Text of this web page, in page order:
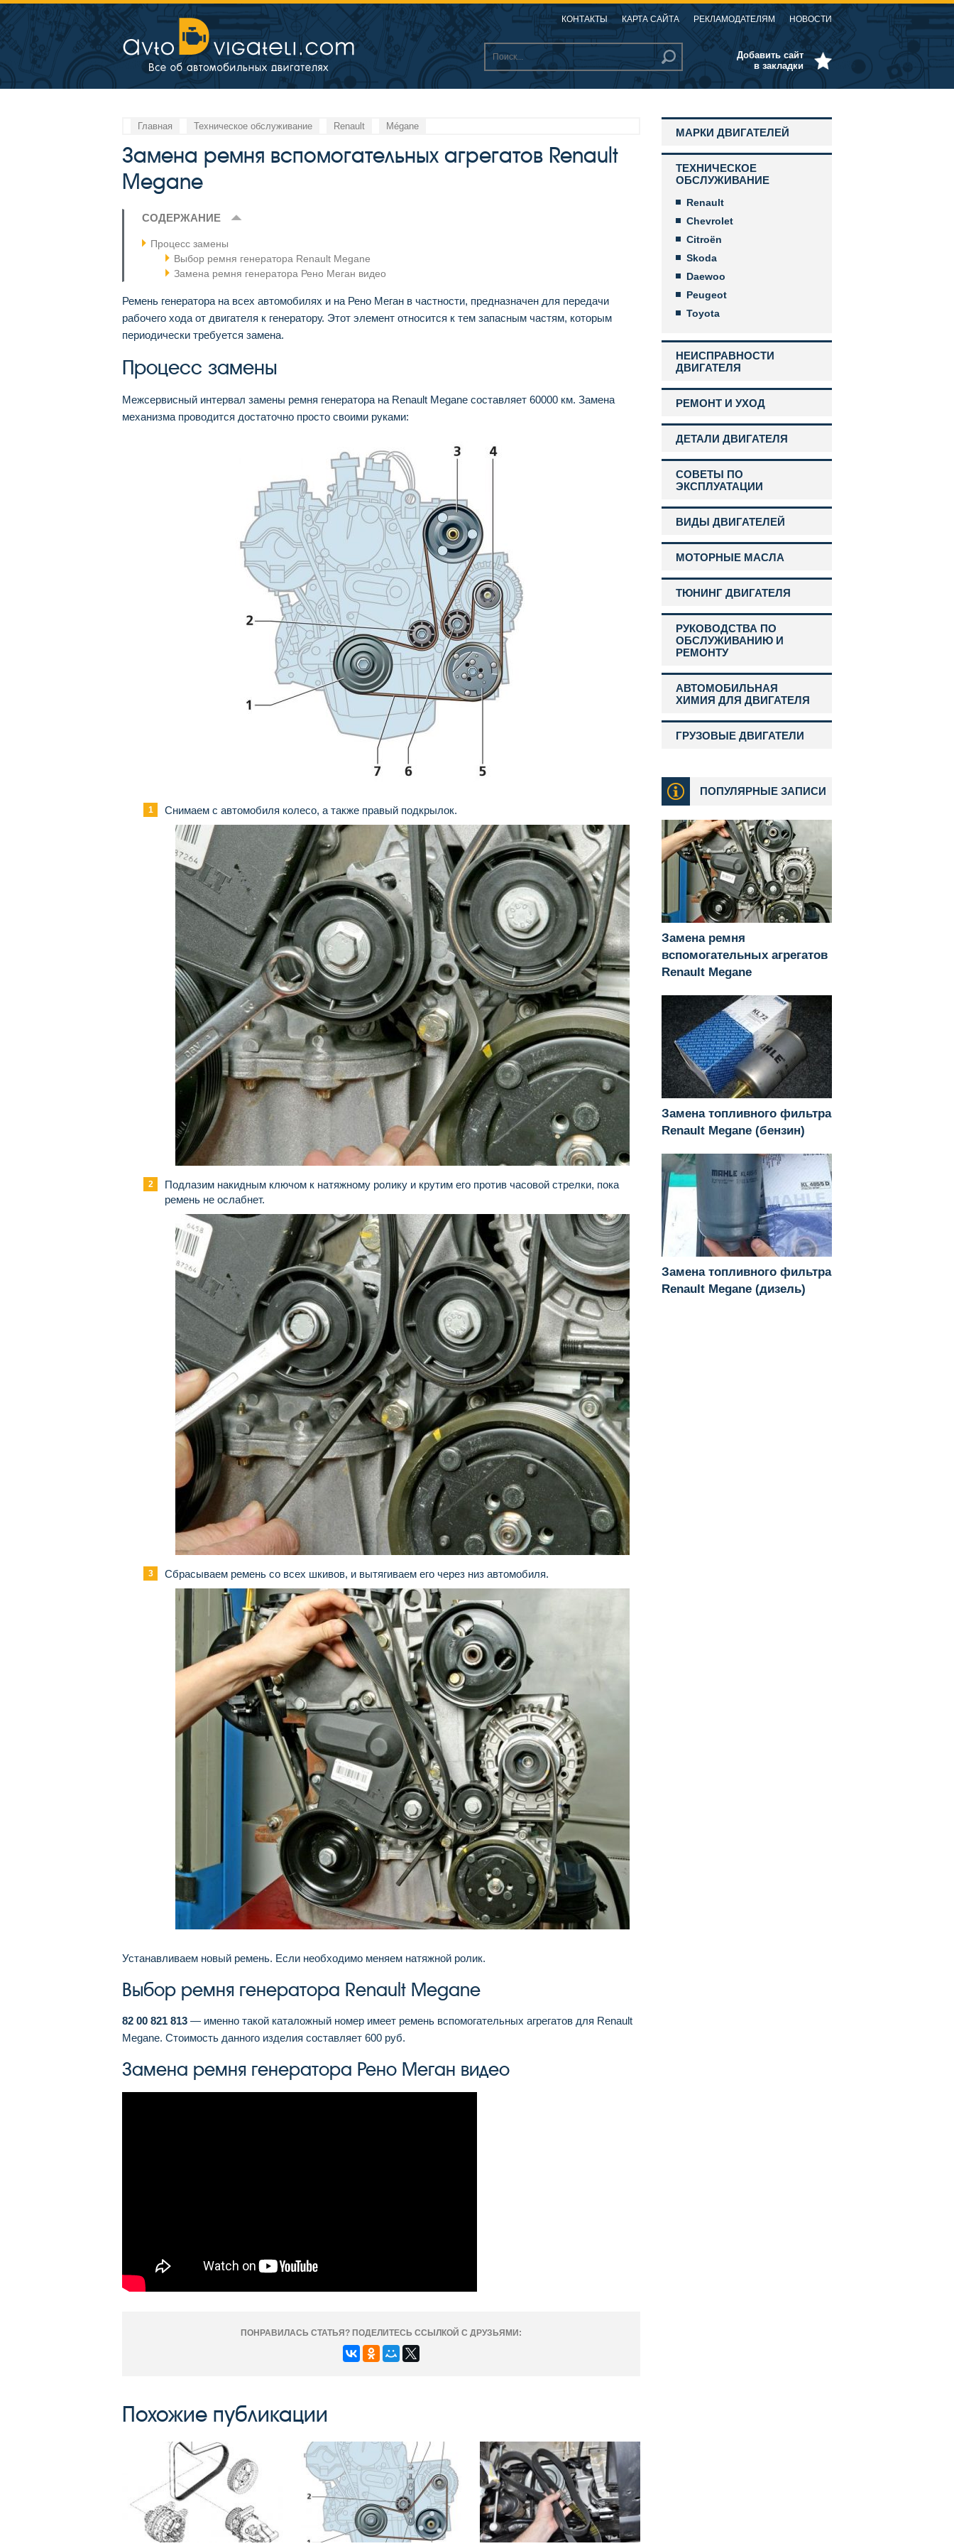
Добавить сайт
в закладки
КОНТАКТЫ КАРТА САЙТА РЕКЛАМОДАТЕЛЯМ НОВОСТИ
Главная Техническое обслуживание Renault Mégane
Замена ремня вспомогательных агрегатов Renault
Megane
СОДЕРЖАНИЕ
Процесс замены
Выбор ремня генератора Renault Megane
Замена ремня генератора Рено Меган видео
Ремень генератора на всех автомобилях и на Рено Меган в частности, предназначен для передачи
рабочего хода от двигателя к генератору. Этот элемент относится к тем запасным частям, которым
периодически требуется замена.
Процесс замены
Межсервисный интервал замены ремня генератора на Renault Megane составляет 60000 км. Замена
механизма проводится достаточно просто своими руками:
Снимаем с автомобиля колесо, а также правый подкрылок.
Подлазим накидным ключом к натяжному ролику и крутим его против часовой стрелки, пока
ремень не ослабнет.
Сбрасываем ремень со всех шкивов, и вытягиваем его через низ автомобиля.
Устанавливаем новый ремень. Если необходимо меняем натяжной ролик.
Выбор ремня генератора Renault Megane
82 00 821 813 — именно такой каталожный номер имеет ремень вспомогательных агрегатов для Renault
Megane. Стоимость данного изделия составляет 600 руб.
Замена ремня генератора Рено Меган видео
ПОНРАВИЛАСЬ СТАТЬЯ? ПОДЕЛИТЕСЬ ССЫЛКОЙ С ДРУЗЬЯМИ:
Похожие публикации
МАРКИ ДВИГАТЕЛЕЙ
ТЕХНИЧЕСКОЕ
ОБСЛУЖИВАНИЕ
Renault
Chevrolet
Citroën
Skoda
Daewoo
Peugeot
Toyota
НЕИСПРАВНОСТИ
ДВИГАТЕЛЯ
РЕМОНТ И УХОД
ДЕТАЛИ ДВИГАТЕЛЯ
СОВЕТЫ ПО
ЭКСПЛУАТАЦИИ
ВИДЫ ДВИГАТЕЛЕЙ
МОТОРНЫЕ МАСЛА
ТЮНИНГ ДВИГАТЕЛЯ
РУКОВОДСТВА ПО
ОБСЛУЖИВАНИЮ И
РЕМОНТУ
АВТОМОБИЛЬНАЯ
ХИМИЯ ДЛЯ ДВИГАТЕЛЯ
ГРУЗОВЫЕ ДВИГАТЕЛИ
ПОПУЛЯРНЫЕ ЗАПИСИ
Замена ремня
вспомогательных агрегатов
Renault Megane
Замена топливного фильтра
Renault Megane (бензин)
Замена топливного фильтра
Renault Megane (дизель)